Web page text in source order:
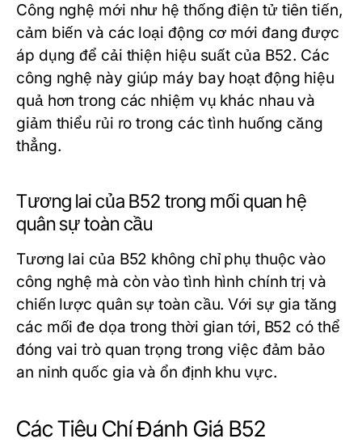
Công nghệ mới như hệ thống điện tử tiên tiến,
cảm biến và các loại động cơ mới đang được
áp dụng để cải thiện hiệu suất của B52. Các
công nghệ này giúp máy bay hoạt động hiệu
quả hơn trong các nhiệm vụ khác nhau và
giảm thiểu rủi ro trong các tình huống căng
thẳng.
Tương lai của B52 trong mối quan hệ
quân sự toàn cầu
Tương lai của B52 không chỉ phụ thuộc vào
công nghệ mà còn vào tình hình chính trị và
chiến lược quân sự toàn cầu. Với sự gia tăng
các mối đe dọa trong thời gian tới, B52 có thể
đóng vai trò quan trọng trong việc đảm bảo
an ninh quốc gia và ổn định khu vực.
Các Tiêu Chí Đánh Giá B52